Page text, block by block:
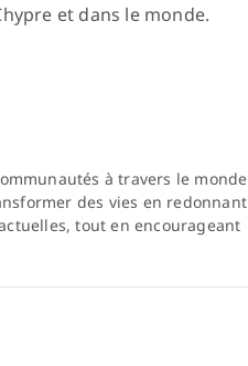
et dans le monde.
à travers le monde
des vies en redonnant
tout en encourageant